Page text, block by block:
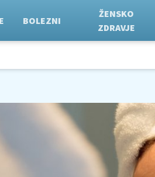
BOLEZNI
ŽENSKO
ZDRAVJE